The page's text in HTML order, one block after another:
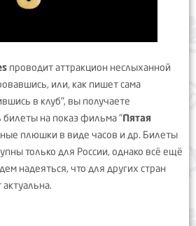
проводит аттракцион неслыханной
или, как пишет сама
в клуб", вы получаете
билеты на показ фильма "Пятая
плюшки в виде часов и др. Билеты
только для России, однако всё ещё
надеяться, что для других стран